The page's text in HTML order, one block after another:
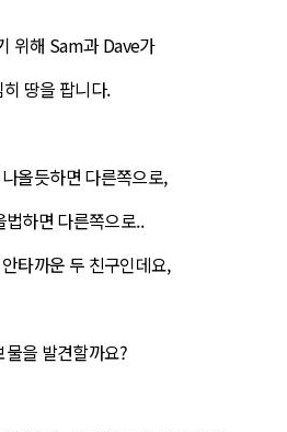
위해 Sam과 Dave가
히 땅을 팝니다.
올듯하면 다른쪽으로,
법하면 다른쪽으로..
타까운 두 친구인데요,
물을 발견할까요?